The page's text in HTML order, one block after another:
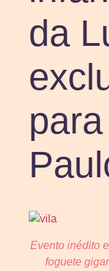
da
Evento inédito
foguete